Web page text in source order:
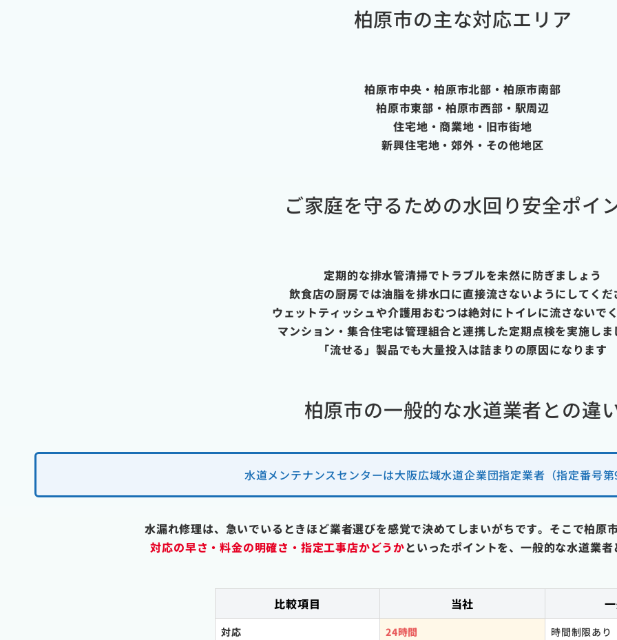
柏原市の主な対応エリア
柏原市中央・柏原市北部・柏原市南部
柏原市東部・柏原市西部・駅周辺
住宅地・商業地・旧市街地
新興住宅地・郊外・その他地区
ご家庭を守るための水回り安全ポイ
定期的な排水管清掃でトラブルを未然に防ぎましょう
飲食店の厨房では油脂を排水口に直接流さないようにしてくだ
ウェットティッシュや介護用おむつは絶対にトイレに流さないで
マンション・集合住宅は管理組合と連携した定期点検を実施しま
「流せる」製品でも大量投入は詰まりの原因になります
柏原市の一般的な水道業者との違
水道メンテナンスセンターは大阪広域水道企業団指定業者（指定番号
水漏れ修理は、急いでいるときほど業者選びを感覚で決めてしまいがちです。そこで柏原
対応の早さ・料金の明確さ・指定工事店かどうかといったポイントを、一般的な水道業者
比較項目 当社
対応 24時間
時間制限あり